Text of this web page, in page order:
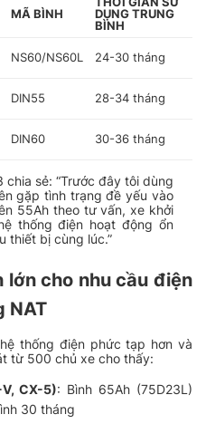
MÃ BÌNH
DỤNG TRUNG
BÌNH
NS60/NS60L 24-30 tháng
DIN55 28-34 tháng
DIN60 30-36 tháng
chia sẻ: “Trước đây tôi dùng
gặp tình trạng đề yếu vào
55Ah theo tư vấn, xe khởi
thống điện hoạt động ổn
thiết bị cùng lúc.”
lớn cho nhu cầu điện
NAT
thống điện phức tạp hơn và
từ 500 chủ xe cho thấy:
CX-5): Bình 65Ah (75D23L)
30 tháng